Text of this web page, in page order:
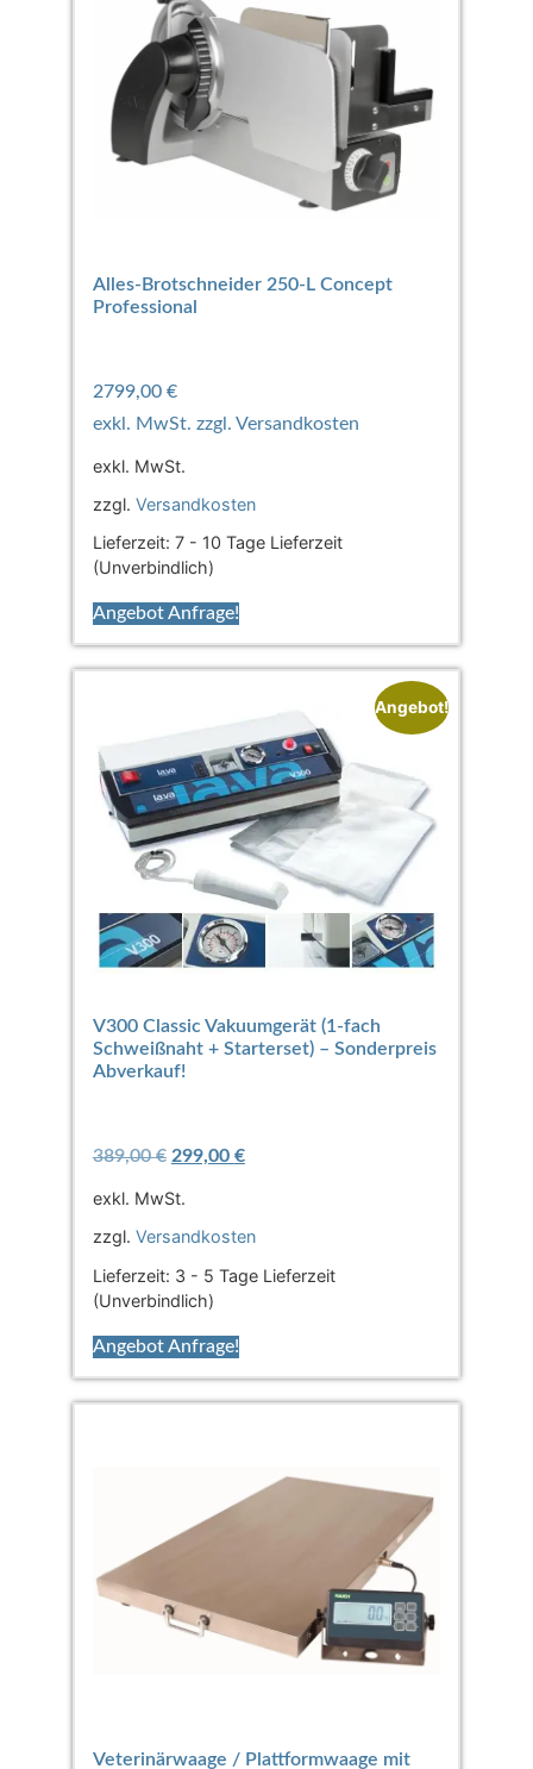
Alles-Brotschneider 250-L Concept
Professional
2799,00 €
exkl. MwSt.
zzgl. Versandkosten
Lieferzeit: 7 - 10 Tage Lieferzeit
(Unverbindlich)
Angebot Anfrage!
Angebot!
V300 Classic Vakuumgerät (1-fach
Schweißnaht + Starterset) – Sonderpreis
Abverkauf!
389,00€ 299,00 €
exkl. MwSt.
zzgl. Versandkosten
Lieferzeit: 3 - 5 Tage Lieferzeit
(Unverbindlich)
Angebot Anfrage!
Veterinärwaage / Plattformwaage mit